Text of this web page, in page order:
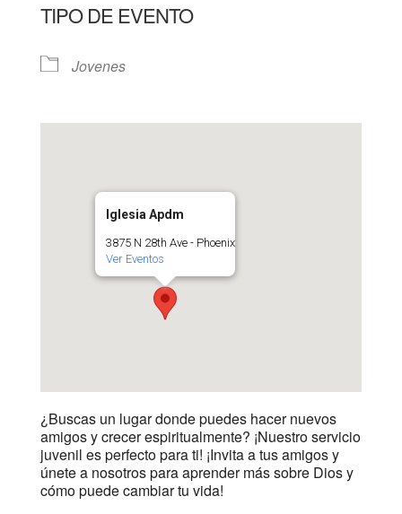
TIPO DE EVENTO
Jovenes
Iglesia Apdm
3875 N 28th Ave - Phoenix
Ver Eventos
¿Buscas un lugar donde puedes hacer nuevos
amigos y crecer espiritualmente? ¡Nuestro servicio
juvenil es perfecto para ti! ¡Invita a tus amigos y
únete a nosotros para aprender más sobre Dios y
cómo puede cambiar tu vida!